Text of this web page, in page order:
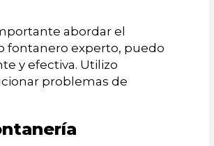
abordar el
fontanero experto, puedo
y efectiva. Utilizo
problemas de